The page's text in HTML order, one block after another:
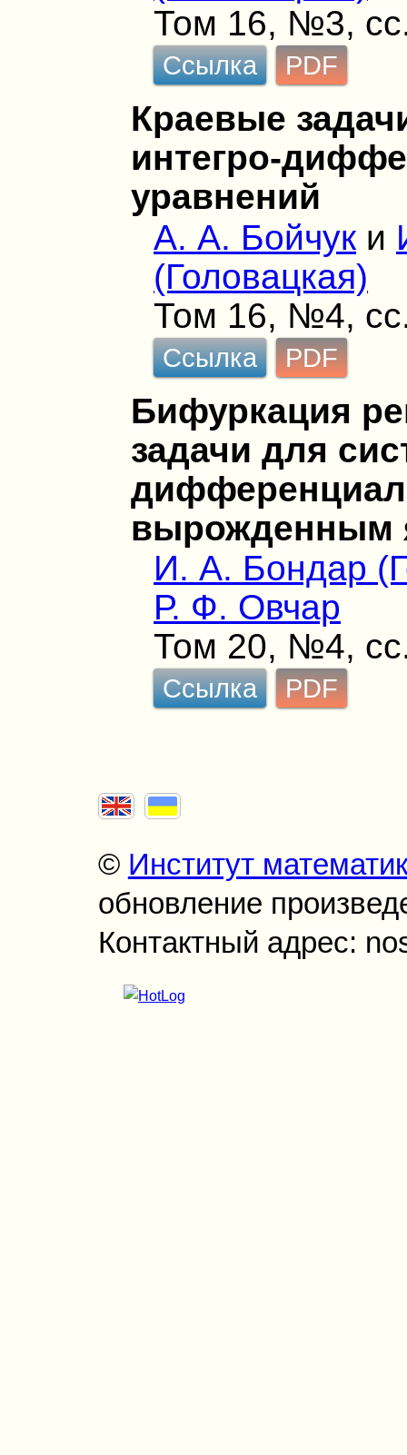
Том 16, №3,
Ссылка PDF
Краевые
интегро-
уравнений
А. А. Бойчук и
(Головацкая)
Том 16, №4,
Ссылка PDF
Бифуркация
задачи для
вырожденным
И. А. Бондар
Р. Ф. Овчар
Том 20, №4,
Ссылка PDF
© Институт
обновление
Контактный адрес: